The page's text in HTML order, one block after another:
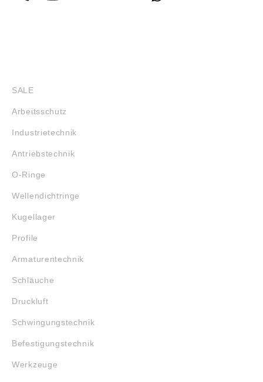
SALE
Arbeitsschutz
Industrietechnik
Antriebstechnik
O-Ringe
Wellendichtringe
Kugellager
Profile
Armaturentechnik
Schläuche
Druckluft
Schwingungstechnik
Befestigungstechnik
Werkzeuge